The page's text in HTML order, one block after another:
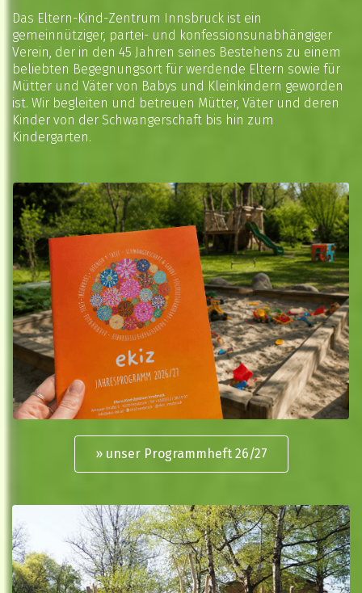
Das Eltern-Kind-Zentrum Innsbruck ist ein
gemeinnütziger, partei- und konfessionsunabhängiger
Verein, der in den 45 Jahren seines Bestehens zu einem
beliebten Begegnungsort für werdende Eltern sowie für
Mütter und Väter von Babys und Kleinkindern geworden
ist. Wir begleiten und betreuen Mütter, Väter und deren
Kinder von der Schwangerschaft bis hin zum
Kindergarten.
» unser Programmheft 26/27